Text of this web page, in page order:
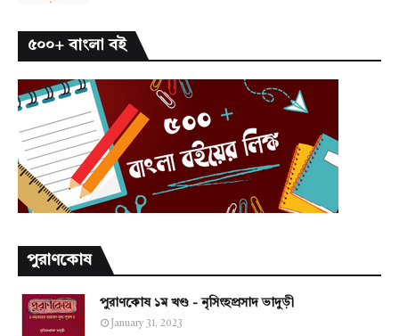
৫০০+ বাংলা বই
পুরাণকোষ
পুরাণকোষ ১ম খণ্ড - নৃসিংহপ্রসাদ ভাদুড়ী
January 31, 2023